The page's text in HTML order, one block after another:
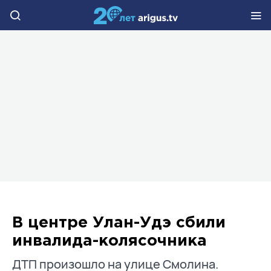
В центре Улан-Удэ сбили
инвалида-колясочника
ДТП произошло на улице Смолина.